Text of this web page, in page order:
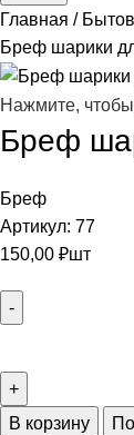
Главная
Бреф шарики
Нажмите, чтобы
Бреф
Бреф
Артикул: 77
150,00 ₽шт
В корзину